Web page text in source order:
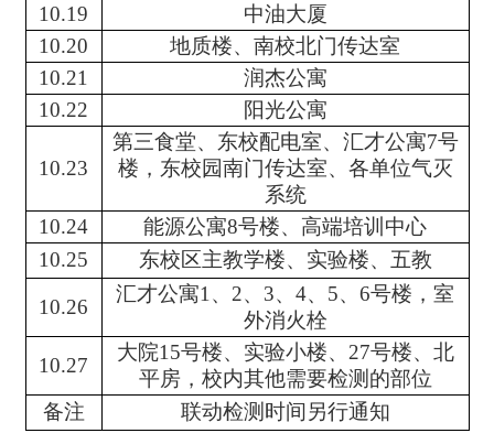
10.19
中油大厦
10.20
地质楼、南校北门传达室
10.21
润杰公寓
10.22
阳光公寓
10.23
第三食堂、东校配电室、汇才公寓7号
楼，东校园南门传达室、各单位气灭
系统
10.24
能源公寓8号楼、高端培训中心
10.25
东校区主教学楼、实验楼、五教
10.26
汇才公寓1、2、3、4、5、6号楼，室
外消火栓
10.27
大院15号楼、实验小楼、27号楼、北
平房，校内其他需要检测的部位
备注
联动检测时间另行通知